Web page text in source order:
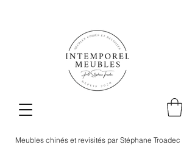
Meubles chinés et revisités par Stéphane Troadec